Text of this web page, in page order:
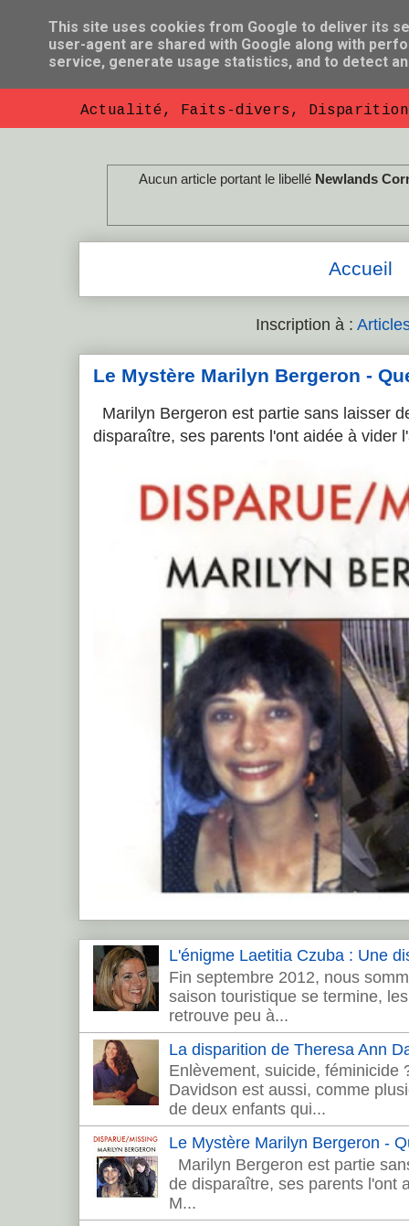
So Florent B
Actualité, Faits-divers,
Aucun article portant le libellé Newlands
Accueil
Inscription à :
Le Mystère Marilyn Bergeron -
Marilyn Bergeron est partie sans laisser
disparaître, ses parents l'ont aidée à vider
L'énigme Laetitia Czuba : Une
Fin septembre 2012, nous
saison touristique se termine,
retrouve peu à...
La disparition de Theresa Ann
Enlèvement, suicide, féminicide
Davidson est aussi, comme
de deux enfants qui...
Le Mystère Marilyn Bergeron -
Marilyn Bergeron est partie
de disparaître, ses parents l'ont
M...
This site uses cookies from Google to deliver its
user-agent are shared with Google along with
service, generate usage statistics, and to detect